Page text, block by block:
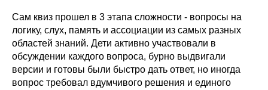
Сам квиз прошел в 3 этапа сложности - вопросы на
логику, слух, память и ассоциации из самых разных
областей знаний. Дети активно участвовали в
обсуждении каждого вопроса, бурно выдвигали
версии и готовы были быстро дать ответ, но иногда
вопрос требовал вдумчивого решения и единого